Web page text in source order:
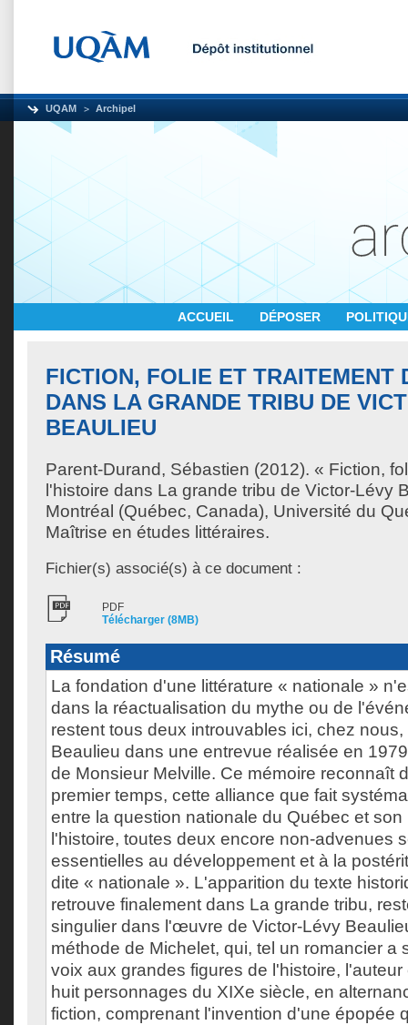
UQAM Archipel
ACCUEIL DÉPOSER
FICTION, FOLIE ET TRAITEMENT
DANS LA GRANDE TRIBU DE
BEAULIEU
Parent-Durand, Sébastien (2012). « Fiction,
l'histoire dans La grande tribu de Victor-Lévy
Montréal (Québec, Canada), Université du
Maîtrise en études littéraires.
Fichier(s) associé(s) à ce document :
PDF
Télécharger (8MB)
Résumé
La fondation d'une littérature « nationale »
dans la réactualisation du mythe ou de
restent tous deux introuvables ici, chez
Beaulieu dans une entrevue réalisée en
de Monsieur Melville. Ce mémoire reconnaît
premier temps, cette alliance que fait
entre la question nationale du Québec et
l'histoire, toutes deux encore non-advenues
essentielles au développement et à la
dite « nationale ». L'apparition du texte
retrouve finalement dans La grande tribu,
singulier dans l'œuvre de Victor-Lévy
méthode de Michelet, qui, tel un romancier a
voix aux grandes figures de l'histoire,
huit personnages du XIXe siècle, en
fiction, comprenant l'invention d'une épopée